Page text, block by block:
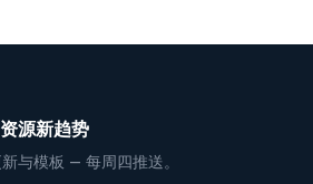
源新趋势
与模板 — 每周四推送。